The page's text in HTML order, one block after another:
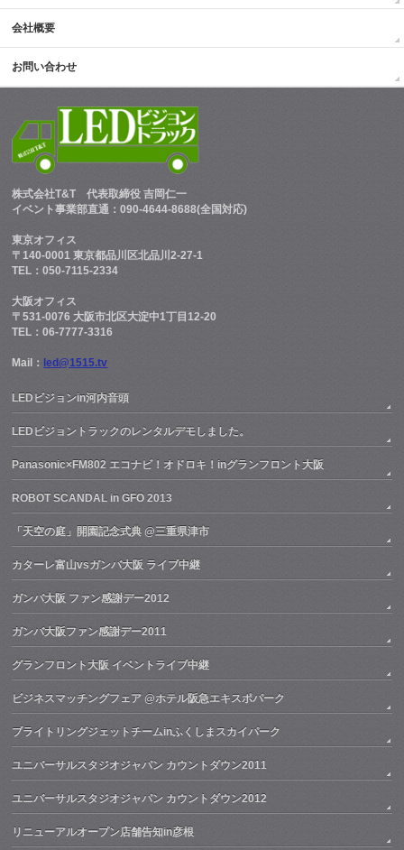
会社概要
お問い合わせ
株式会社T&T 代表取締役 吉岡仁一
イベント事業部直通：090-4644-8688(全国対応)
東京オフィス
〒140-0001 東京都品川区北品川2-27-1
TEL：050-7115-2334
大阪オフィス
〒531-0076 大阪市北区大淀中1丁目12-20
TEL：06-7777-3316
Mail： led@1515.tv
LEDビジョンin河内音頭
LEDビジョントラックのレンタルデモしました。
Panasonic×FM802 エコナビ！オドロキ！inグランフロント大阪
ROBOT SCANDAL in GFO 2013
「天空の庭」開園記念式典 @三重県津市
カターレ富山vsガンバ大阪 ライブ中継
ガンバ大阪 ファン感謝デー2012
ガンバ大阪ファン感謝デー2011
グランフロント大阪 イベントライブ中継
ビジネスマッチングフェア @ホテル阪急エキスポパーク
ブライトリングジェットチームinふくしまスカイパーク
ユニバーサルスタジオジャパン カウントダウン2011
ユニバーサルスタジオジャパン カウントダウン2012
リニューアルオープン店舗告知in彦根